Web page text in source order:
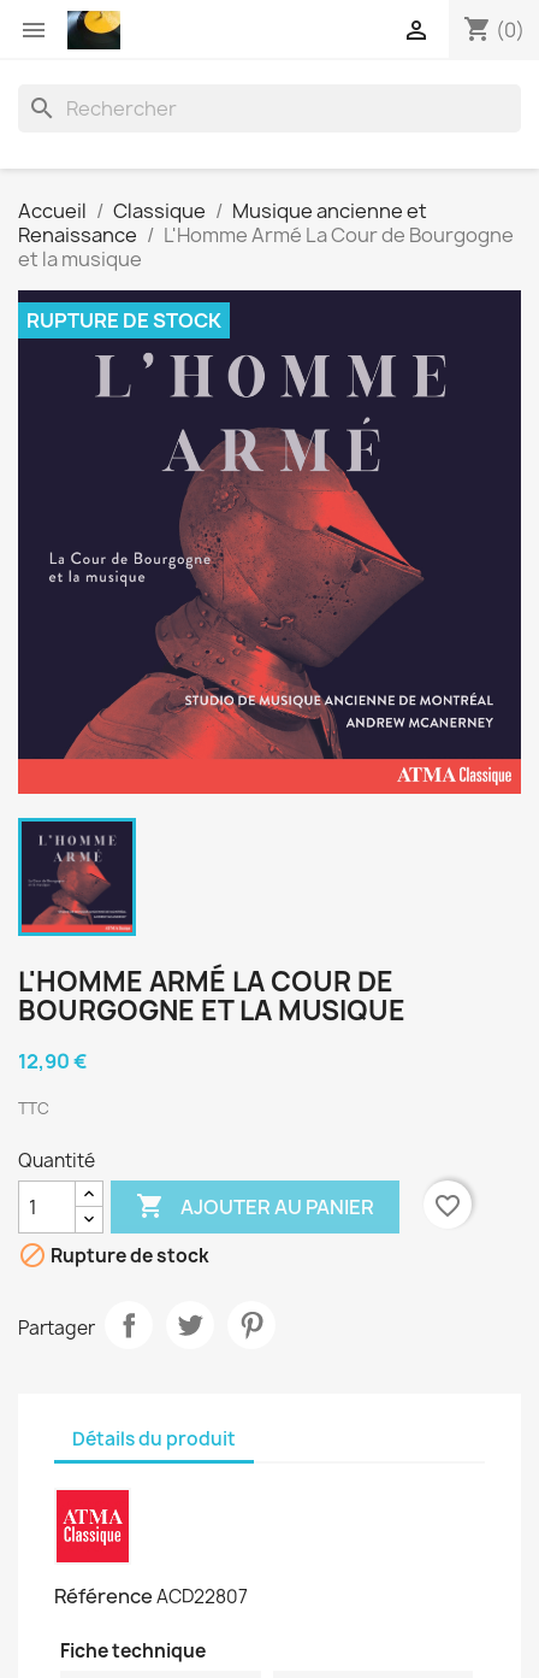
 shopping_cart (0)

search
Accueil Classique
Musique ancienne et
Renaissance
L'Homme Armé La Cour de Bourgogne
et la musique
RUPTURE DE STOCK
L'HOMME ARMÉ LA COUR DE
BOURGOGNE ET LA MUSIQUE
12,90 €
TTC
Quantité
 AJOUTER AU PANIER
favorite_border
 Rupture de stock
Partager
Détails du produit
RéférenceACD22807
Fiche technique